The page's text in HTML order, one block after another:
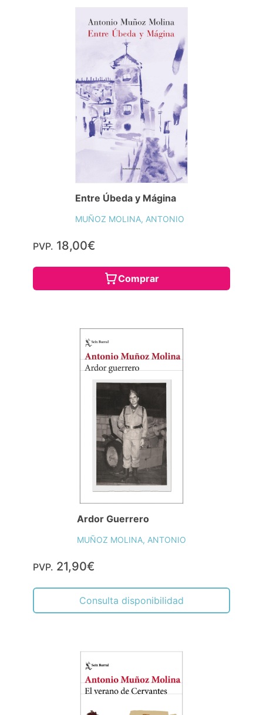
Entre Úbeda y Mágina
MUÑOZ MOLINA, ANTONIO
PVP. 18,00€
Comprar
Ardor Guerrero
MUÑOZ MOLINA, ANTONIO
PVP. 21,90€
Consulta disponibilidad